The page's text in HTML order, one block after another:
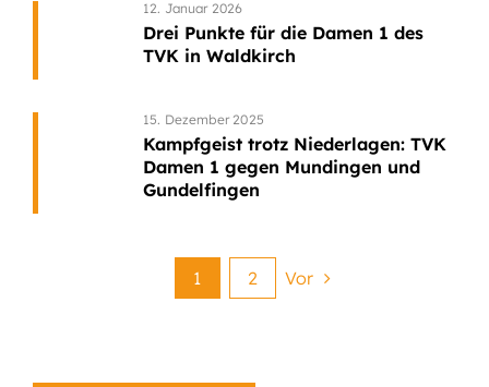
12. Januar 2026
Drei Punkte für die Damen 1 des
TVK in Waldkirch
15. Dezember 2025
Kampfgeist trotz Niederlagen: TVK
Damen 1 gegen Mundingen und
Gundelfingen
1 2 Vor